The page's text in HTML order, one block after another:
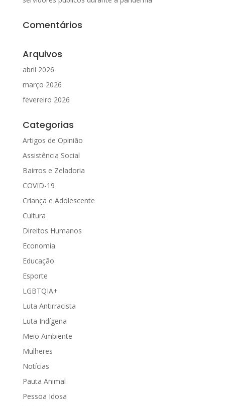
Comentários
Arquivos
abril 2026
março 2026
fevereiro 2026
Categorias
Artigos de Opinião
Assistência Social
Bairros e Zeladoria
COVID-19
Criança e Adolescente
Cultura
Direitos Humanos
Economia
Educação
Esporte
LGBTQIA+
Luta Antirracista
Luta Indígena
Meio Ambiente
Mulheres
Notícias
Pauta Animal
Pessoa Idosa